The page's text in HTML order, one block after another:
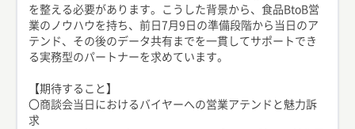
を整える必要があります。こうした背景から、食品BtoB営
業のノウハウを持ち、前日7月9日の準備段階から当日のア
テンド、その後のデータ共有までを一貫してサポートでき
る実務型のパートナーを求めています。
【期待すること】
〇商談会当日におけるバイヤーへの営業アテンドと魅力訴
求